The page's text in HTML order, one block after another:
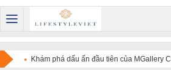
Khám phá dấu ấn đầu tiên của MGallery